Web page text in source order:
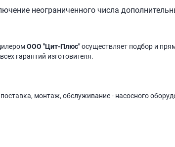
неограниченного числа
ООО "Цит-Плюс"осуществляет подбор и
гарантий изготовителя.
монтаж, обслуживание - насосного